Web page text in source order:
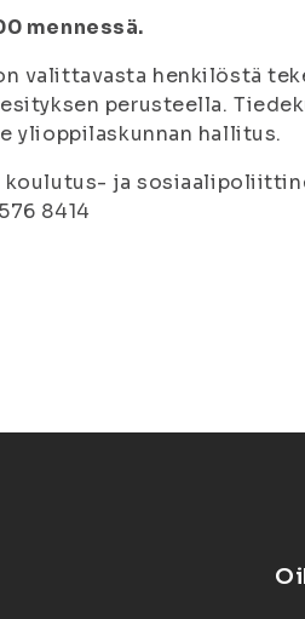
mennessä.
valittavasta henkilöstä
perusteella.
ylioppilaskunnan hallitus.
koulutus- ja
8414